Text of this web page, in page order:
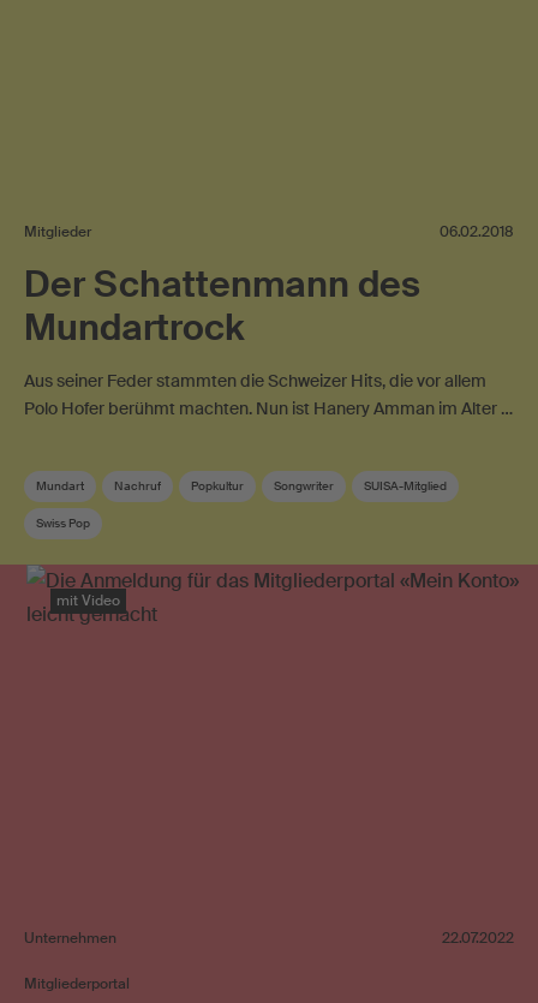
Mitglieder 06.02.2018
Der Schattenmann des
Mundartrock
Aus seiner Feder stammten die Schweizer Hits, die vor allem
Polo Hofer berühmt machten. Nun ist Hanery Amman im Alter …
Mundart Nachruf Popkultur Songwriter SUISA-Mitglied
Swiss Pop
mit Video
Unternehmen 22.07.2022
Mitgliederportal